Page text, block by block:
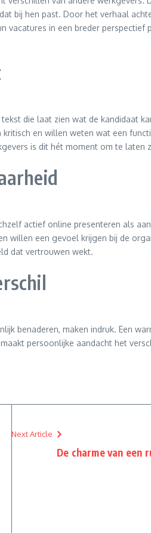
bij hen past. Door het verhaal
vacatures in een breder
die laat zien wat de kandidaat
en willen weten wat een
is dit hét moment om te laten
actief online presenteren als
willen een gevoel krijgen bij de
dat vertrouwen wekt.
benaderen, maken indruk. Een
persoonlijke aandacht het
Next Article
De charme van een